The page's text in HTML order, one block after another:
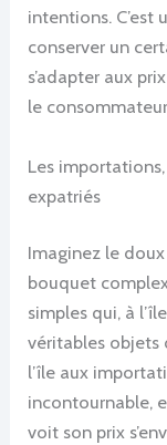
intentions. C’est
conserver un
s’adapter aux
le
Les
expatriés
Imaginez le
bouquet
simples qui, à
véritables objets
l’île aux
incontournable,
voit son prix